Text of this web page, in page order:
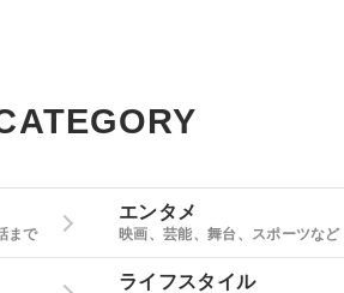
まで
エンタメ
映画、芸能、舞台、スポーツなど
ライフスタイル